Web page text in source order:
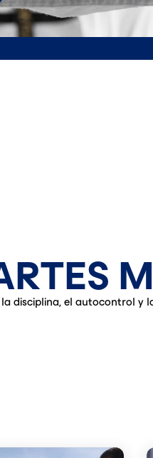
disciplina, el autocontrol